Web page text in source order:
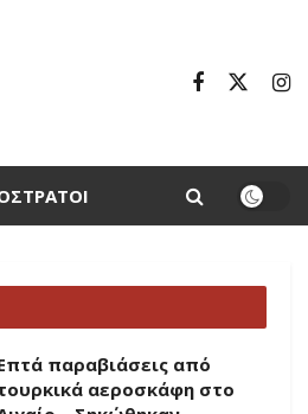
παραβιάσεις από
αεροσκάφη στο